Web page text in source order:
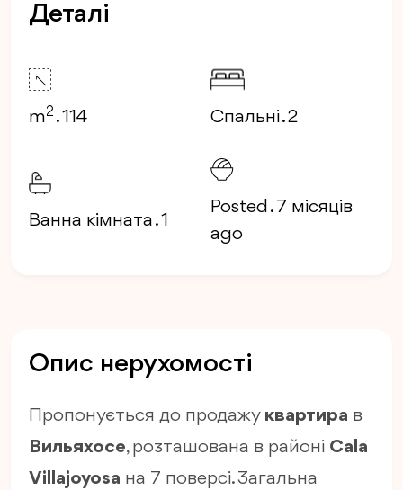
Деталі
m2 . 114 Спальні . 2
Ванна кімната . 1
Posted . 7 місяців
ago
Опис нерухомості
Пропонується до продажу квартира в
Вильяхосе, розташована в районі Cala
Villajoyosa на 7 поверсі. Загальна